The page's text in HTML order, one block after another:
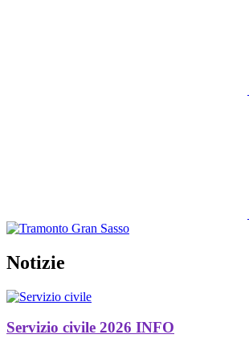
Notizie
Servizio civile 2026 INFO